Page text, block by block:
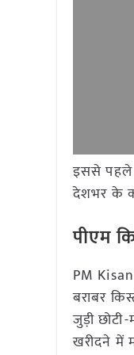
इससे पहले
देशभर के
पीएम
PM
बराबर
जुड़ी
खरीदने में